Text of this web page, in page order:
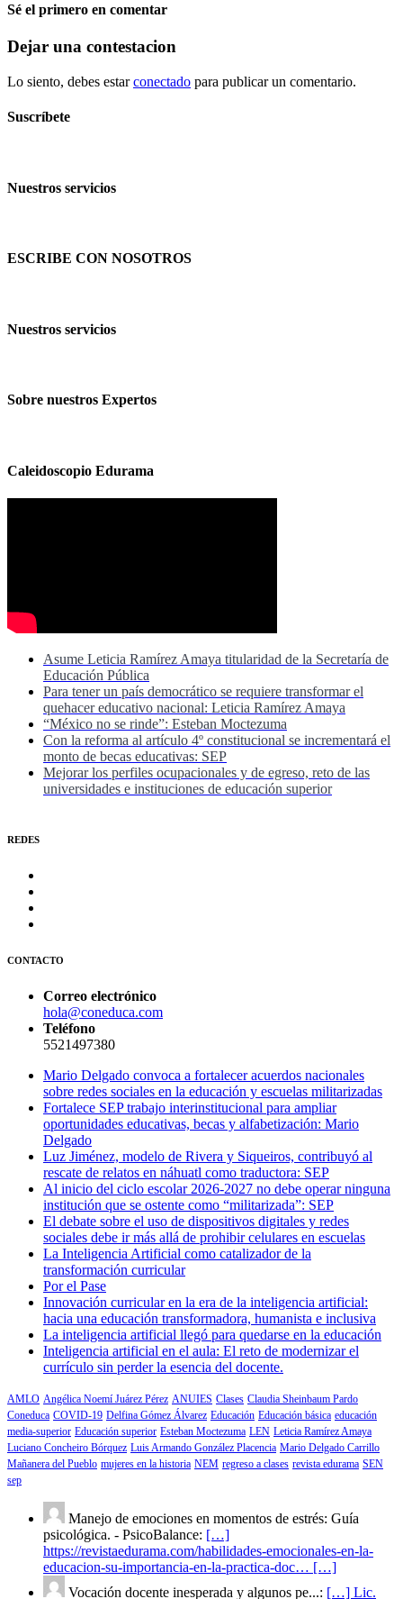
Sé el primero en comentar
Dejar una contestacion
Lo siento, debes estarconectado para publicar un comentario.
Suscríbete
Nuestros servicios
ESCRIBE CON NOSOTROS
Nuestros servicios
Sobre nuestros Expertos
Caleidoscopio Edurama
Asume Leticia Ramírez Amaya titularidad de la Secretaría de
Educación Pública
Para tener un país democrático se requiere transformar el
quehacer educativo nacional: Leticia Ramírez Amaya
“México no se rinde”: Esteban Moctezuma
Con la reforma al artículo 4º constitucional se incrementará el
monto de becas educativas: SEP
Mejorar los perfiles ocupacionales y de egreso, reto de las
universidades e instituciones de educación superior
REDES
CONTACTO
Correo electrónico
hola@coneduca.com
Teléfono
5521497380
Mario Delgado convoca a fortalecer acuerdos nacionales
sobre redes sociales en la educación y escuelas militarizadas
Fortalece SEP trabajo interinstitucional para ampliar
oportunidades educativas, becas y alfabetización: Mario
Delgado
Luz Jiménez, modelo de Rivera y Siqueiros, contribuyó al
rescate de relatos en náhuatl como traductora: SEP
Al inicio del ciclo escolar 2026-2027 no debe operar ninguna
institución que se ostente como “militarizada”: SEP
El debate sobre el uso de dispositivos digitales y redes
sociales debe ir más allá de prohibir celulares en escuelas
La Inteligencia Artificial como catalizador de la
transformación curricular
Por el Pase
Innovación curricular en la era de la inteligencia artificial:
hacia una educación transformadora, humanista e inclusiva
La inteligencia artificial llegó para quedarse en la educación
Inteligencia artificial en el aula: El reto de modernizar el
currículo sin perder la esencia del docente.
AMLO Angélica Noemí Juárez Pérez ANUIES Clases Claudia Sheinbaum Pardo
Coneduca COVID-19 Delfina Gómez Álvarez Educación Educación básica educación
media-superior Educación superior Esteban Moctezuma LEN Leticia Ramírez Amaya
Luciano Concheiro Bórquez Luis Armando González Placencia Mario Delgado Carrillo
Mañanera del Pueblo mujeres en la historia NEM regreso a clases revista edurama SEN
sep
Manejo de emociones en momentos de estrés: Guía
psicológica. - PsicoBalance: […]
https://revistaedurama.com/habilidades-emocionales-en-la-
educacion-su-importancia-en-la-practica-doc… […]
Vocación docente inesperada y algunos pe...: […] Lic.